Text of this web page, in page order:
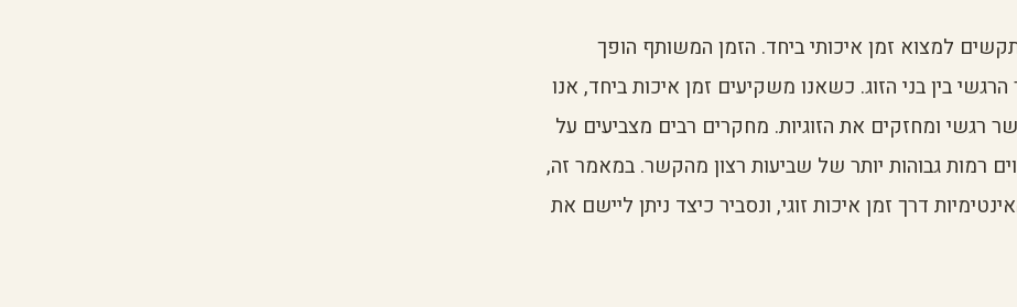
למצוא זמן איכותי ביחד. הזמן המשותף הופך
בין בני הזוג. כשאנו משקיעים זמן איכות ביחד, אנו
ומחזקים את הזוגיות. מחקרים רבים מצביעים על
רמות גבוהות יותר של שביעות רצון מהקשר. במאמר זה,
דרך זמן איכות זוגי, ונסביר כיצד ניתן ליישם את